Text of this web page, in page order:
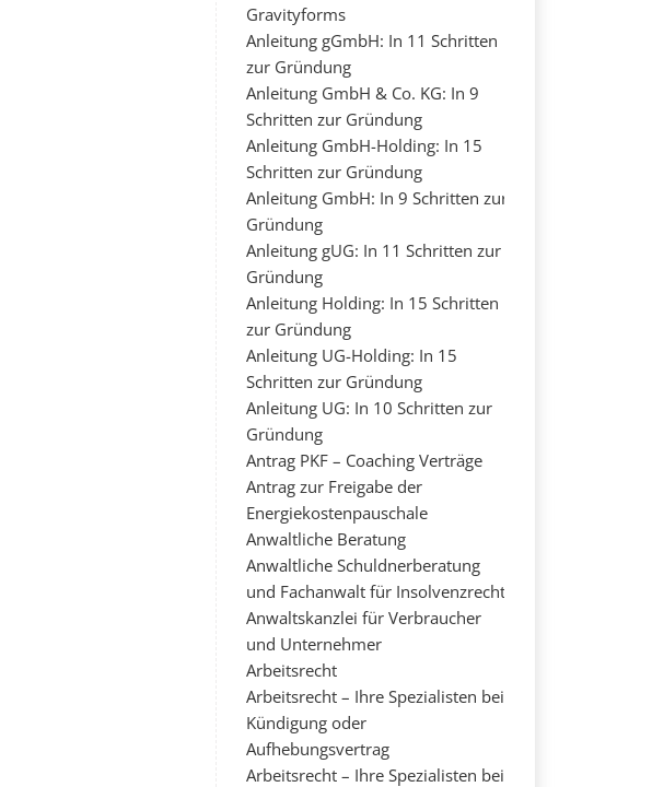
Gravityforms
Anleitung gGmbH: In 11 Schritten
zur Gründung
Anleitung GmbH & Co. KG: In 9
Schritten zur Gründung
Anleitung GmbH-Holding: In 15
Schritten zur Gründung
Anleitung GmbH: In 9 Schritten zur
Gründung
Anleitung gUG: In 11 Schritten zur
Gründung
Anleitung Holding: In 15 Schritten
zur Gründung
Anleitung UG-Holding: In 15
Schritten zur Gründung
Anleitung UG: In 10 Schritten zur
Gründung
Antrag PKF – Coaching Verträge
Antrag zur Freigabe der
Energiekostenpauschale
Anwaltliche Beratung
Anwaltliche Schuldnerberatung
und Fachanwalt für Insolvenzrecht
Anwaltskanzlei für Verbraucher
und Unternehmer
Arbeitsrecht
Arbeitsrecht – Ihre Spezialisten bei
Kündigung oder
Aufhebungsvertrag
Arbeitsrecht – Ihre Spezialisten bei